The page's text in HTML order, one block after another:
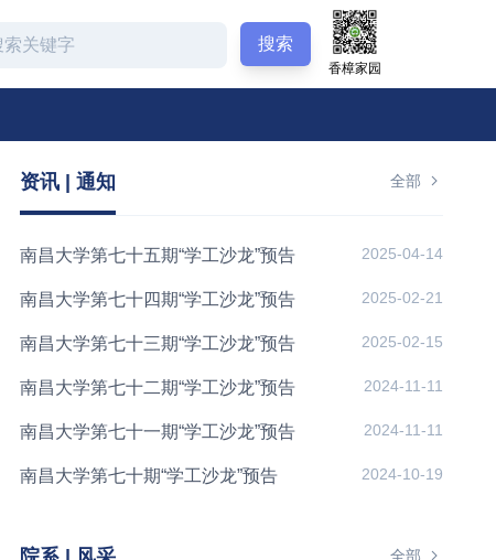
搜索
香樟家园
资讯 | 通知 全部
南昌大学第七十五期“学工沙龙”预告 2025-04-14
南昌大学第七十四期“学工沙龙”预告 2025-02-21
南昌大学第七十三期“学工沙龙”预告 2025-02-15
南昌大学第七十二期“学工沙龙”预告 2024-11-11
南昌大学第七十一期“学工沙龙”预告 2024-11-11
南昌大学第七十期“学工沙龙”预告 2024-10-19
全部